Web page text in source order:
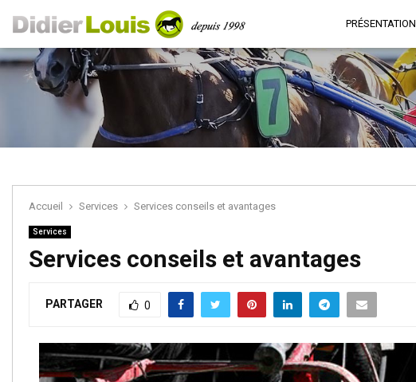
PRÉSENTATION
Accueil Services Services conseils et avantages
Services
Services conseils et avantages
PARTAGER 0